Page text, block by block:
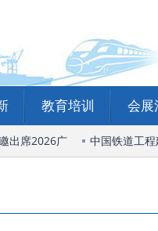
教育培训 会展
席2026广 中国铁道工程